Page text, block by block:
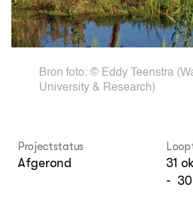
ZIE OOK
In de regio
Projecten
Lectoraten
LEREN
Wiki Groen Kennisnet
Bron foto: © Eddy Teenstra
University & Research)
Projectstatus
Afgerond
31
-